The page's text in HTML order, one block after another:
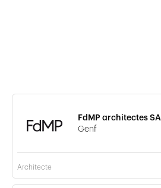
FdMP architectes SA
Genf
Architecte